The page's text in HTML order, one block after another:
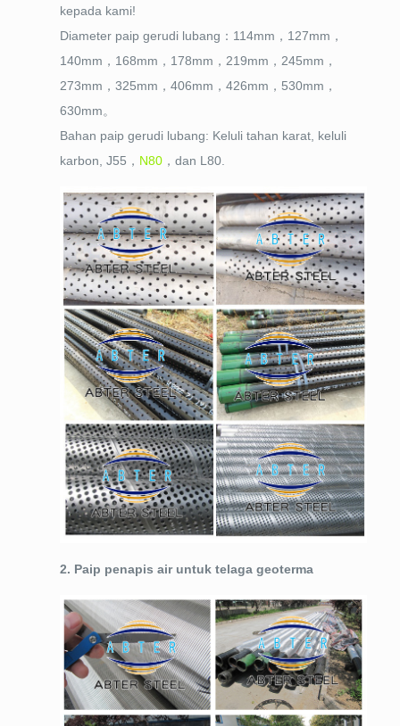
kepada kami!
Diameter paip gerudi lubang：114mm，127mm，
140mm，168mm，178mm，219mm，245mm，
273mm，325mm，406mm，426mm，530mm，
630mm。
Bahan paip gerudi lubang: Keluli tahan karat, keluli
karbon, J55， N80，dan L80.
2. Paip penapis air untuk telaga geoterma